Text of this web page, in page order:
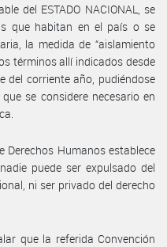
del ESTADO NACIONAL, se
que habitan en el país o se
la medida de “aislamiento
términos allí indicados desde
del corriente año, pudiéndose
se considere necesario en
Derechos Humanos establece
puede ser expulsado del
ni ser privado del derecho
que la referida Convención